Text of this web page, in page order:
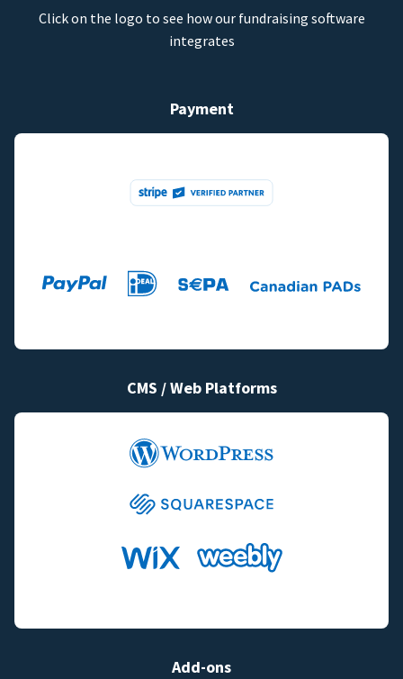
Click on the logo to see how our fundraising software
integrates
Payment
CMS / Web Platforms
Add-ons